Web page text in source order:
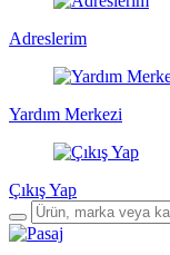
Adreslerim
Yardım Merkezi
Çıkış Yap